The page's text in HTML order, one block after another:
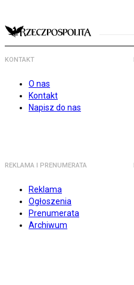
KONTAKT
O nas
Kontakt
Napisz do nas
REKLAMA I PRENUMERATA
Reklama
Ogłoszenia
Prenumerata
Archiwum